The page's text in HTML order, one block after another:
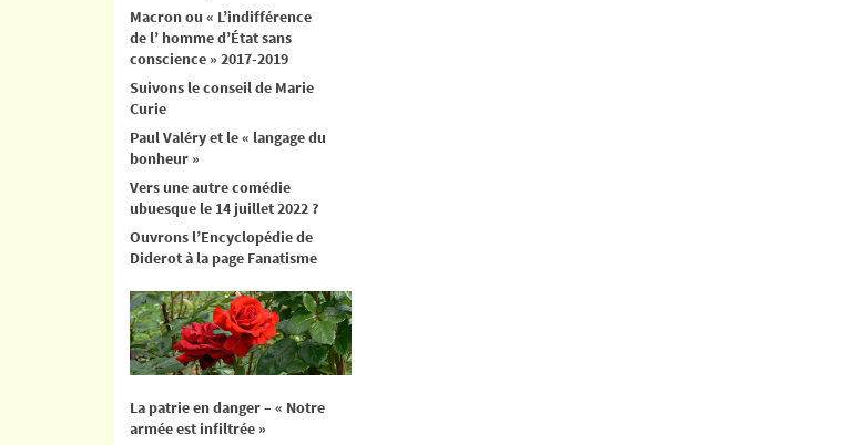
Macron ou « L’indifférence
de l’ homme d’État sans
conscience » 2017-2019
Suivons le conseil de Marie
Curie
Paul Valéry et le « langage du
bonheur »
Vers une autre comédie
ubuesque le 14 juillet 2022 ?
Ouvrons l’Encyclopédie de
Diderot à la page Fanatisme
La patrie en danger – « Notre
armée est infiltrée »